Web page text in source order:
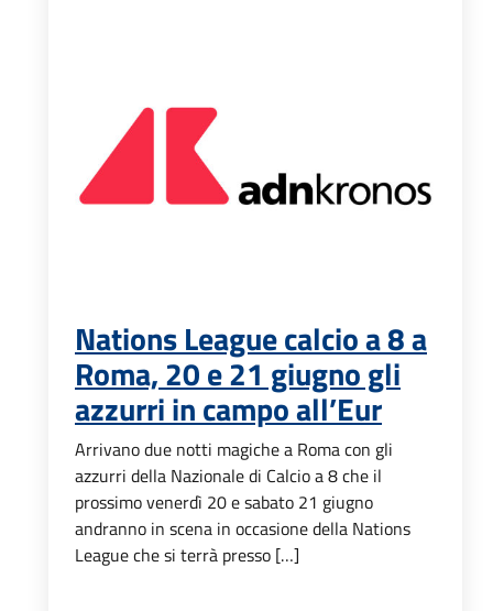
Nations League calcio a 8 a
Roma, 20 e 21 giugno gli
azzurri in campo all’Eur
Arrivano due notti magiche a Roma con gli
azzurri della Nazionale di Calcio a 8 che il
prossimo venerdì 20 e sabato 21 giugno
andranno in scena in occasione della Nations
League che si terrà presso […]